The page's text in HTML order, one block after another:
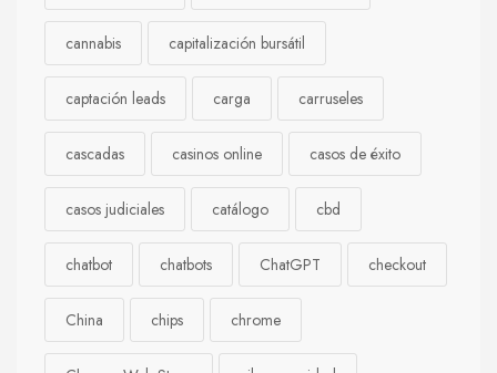
cannabis capitalización bursátil
captación leads carga carruseles
cascadas casinos online casos de éxito
casos judiciales catálogo cbd
chatbot chatbots ChatGPT checkout
China chips chrome